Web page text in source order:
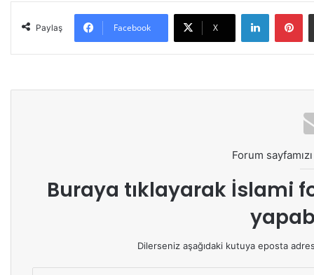
Paylaş Facebook X
Forum
Buraya tıklayarak İslami
Dilerseniz aşağıdaki kutuya eposta